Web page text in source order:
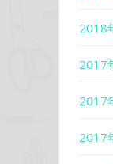
2018
2017
2017
2017